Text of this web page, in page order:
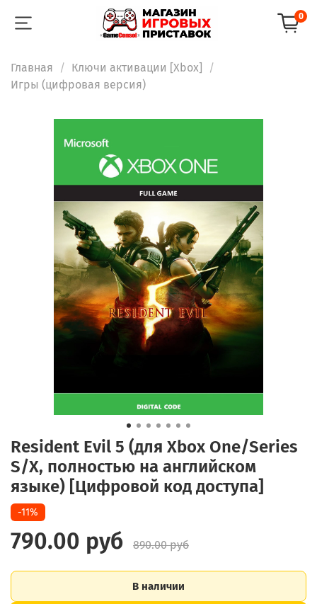
0
Главная
Ключи активации [Xbox]
Игры (цифровая версия)
Resident Evil 5 (для Xbox One/Series
S/X, полностью на английском
языке) [Цифровой код доступа]
-11%
790.00 руб 890.00 руб
В наличии